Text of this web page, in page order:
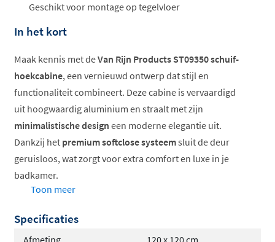
Geschikt voor montage op tegelvloer
In het kort
Maak kennis met deVan Rijn Products ST09350 schuif-
hoekcabine, een vernieuwd ontwerp dat stijl en
functionaliteit combineert. Deze cabine is vervaardigd
uit hoogwaardig aluminium en straalt met zijn
minimalistische design een moderne elegantie uit.
Dankzij het premium softclose systeemsluit de deur
geruisloos, wat zorgt voor extra comfort en luxe in je
badkamer.
Hoogte van 200cm
Veiligheidsglas van 8mm met antikalkbehandeling
Toon meer
Specificaties